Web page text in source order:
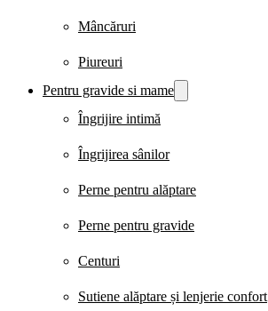
Mâncăruri
Piureuri
Pentru gravide si mame
Îngrijire intimă
Îngrijirea sânilor
Perne pentru alăptare
Perne pentru gravide
Centuri
Sutiene alăptare și lenjerie confort